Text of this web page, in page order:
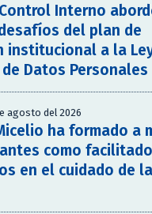
Interno
del plan de
institucional a la
Datos Personales
agosto del 2026
ha formado a
como
en el cuidado de